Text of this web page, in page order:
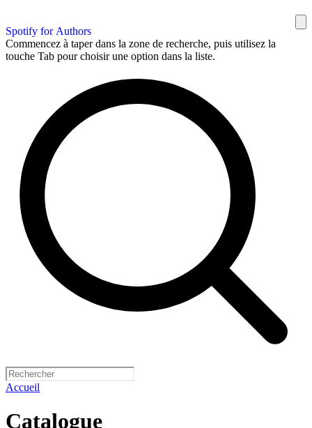
Spotify for Authors
Commencez à taper dans la zone de recherche, puis utilisez la
touche Tab pour choisir une option dans la liste.
Accueil
Catalogue